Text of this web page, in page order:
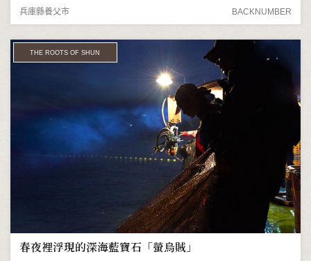
兵庫縣養父市 BACKNUMBER
THE ROOTS OF SHUN
春夜裡浮現的深海藍寶石「螢烏賊」